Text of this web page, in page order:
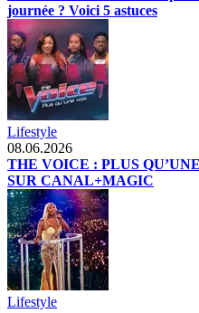
journée ? Voici 5 astuces
Lifestyle
08.06.2026
THE VOICE : PLUS
SUR CANAL+MAGIC
Lifestyle